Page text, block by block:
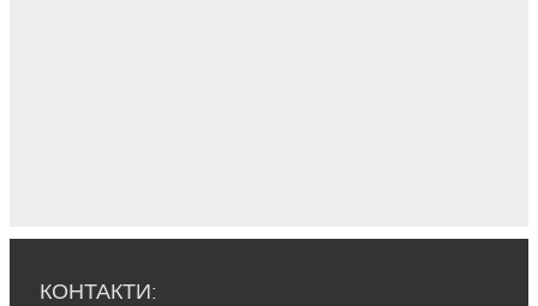
КОНТАКТИ: